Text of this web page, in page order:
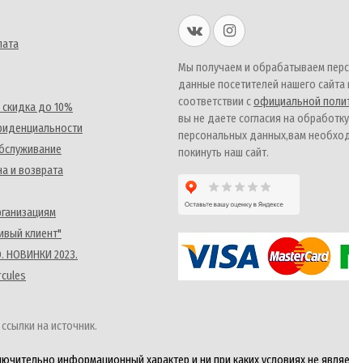
до 10%
и возврата
клиент"
НОВИНКИ 2023.
Мы получаем и обрабатываем
данные посетителей нашего сайта
соответствии софициальной
вы не даете согласия на
персональных данных,вам
покинуть наш сайт.
на источник.
информационный характер и ни при каких условиях не